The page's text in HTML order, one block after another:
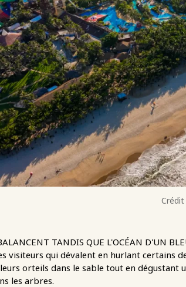
Crédit
TANDIS QUE L'OCÉAN D'UN
visiteurs qui dévalent en hurlant certains
orteils dans le sable tout en dégustant
les arbres.